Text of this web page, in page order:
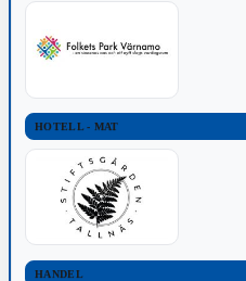
HOTELL - MAT
HANDEL